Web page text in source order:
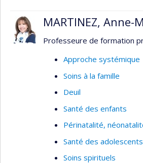
MARTINEZ, Anne-
Professeure de formation
Approche systémique
Soins à la famille
Deuil
Santé des enfants
Périnatalité,
Santé des adolescents
Soins spirituels